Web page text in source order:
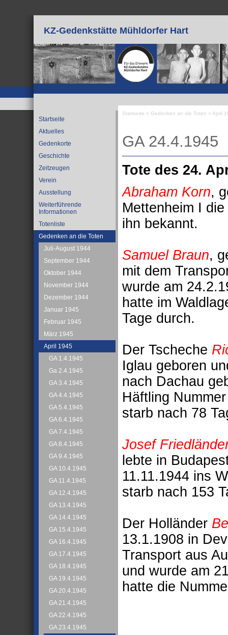
KZ-Gedenkstätte Mühldorfer Hart
Startseite
Aktuelles
Gedenkorte
Geschichte
Zeitzeugen
Verein
Ausstellung
Weiterführende
Informationen
Totenliste
Gedenken an die Toten
Juli-August 1944
September 1944
Oktober 1944
November 1944
Dezember 1944
Januar 1945
Februar 1945
März 1945
April 1945
GA 1.4.1945
Ga 2.4.1945
GA 3.4.1945
GA 4.4.1945
GA 5.4.1945
GA 6.4.1945
GA 7.4.1945
GA 8.4.1945
GA 9.4.1945
GA 10.4.1945
GA 11.4.1945
GA 12.4.1945
GA 13.4.1945
GA 14.4.1945
GA 15.4.1945
GA 16.4.1945
GA 17.4.1945
GA 18.4.1945
GA 19.4.1945
GA 20.4.1945
GA 21.4.1945
GA 22.4.1945
GA 23.4.1945
Startseite » Gedenken an die Toten » April
GA 24.4.1945
Tote des 24.
Abraham Korn,
Mettenheim I
ihn bekannt.
Samuel Braun,
mit dem
wurde am
hatte im
Tage durch.
Der Tscheche
Iglau geboren
nach Dachau
Häftling
starb nach 78
Josef
lebte in
11.11.1944 ins
starb nach 153
Der Holländer
13.1.1908 in
Transport aus
und wurde am
hatte die